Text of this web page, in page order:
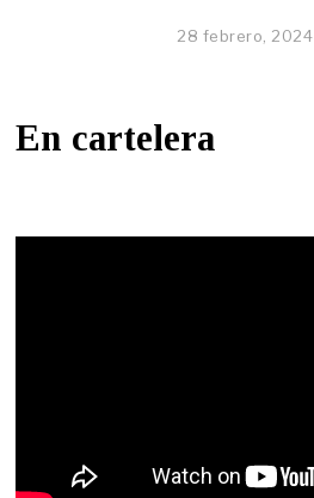
28 febrero, 2024
En cartelera